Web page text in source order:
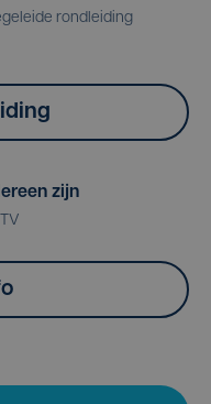
rondleiding
zijn